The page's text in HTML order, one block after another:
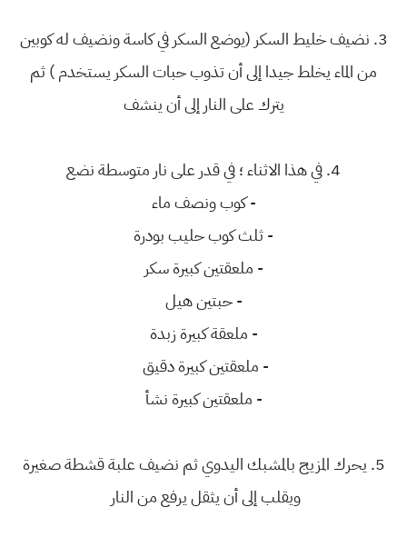
3. نضيف خليط السكر (يوضع السكر في كاسة ونضيف له كوبين
من الماء يخلط جيدا إلى أن تذوب حبات السكر يستخدم ) ثم
يترك على النار إلى أن ينشف
4. في هذا الاثناء ؛ في قدر على نار متوسطة نضع
- كوب ونصف ماء
- ثلث كوب حليب بودرة
- ملعقتين كبيرة سكر
- حبتين هيل
- ملعقة كبيرة زبدة
- ملعقتين كبيرة دقيق
- ملعقتين كبيرة نشأ
5. يحرك المزيج بالمشبك اليدوي ثم نضيف علبة قشطة صغيرة
ويقلب إلى أن يثقل يرفع من النار